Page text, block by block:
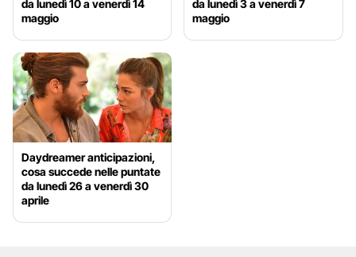
da lunedì 10 a venerdì 14
maggio
da lunedì 3 a venerdì 7
maggio
Daydreamer anticipazioni,
cosa succede nelle puntate
da lunedì 26 a venerdì 30
aprile